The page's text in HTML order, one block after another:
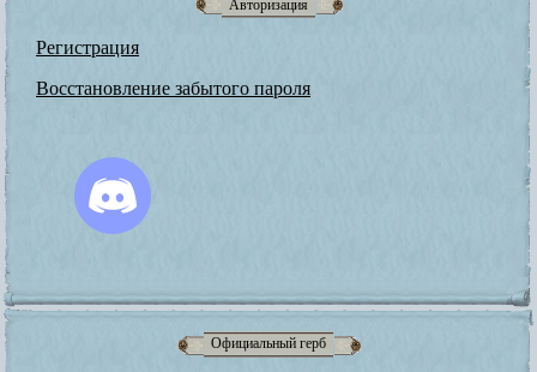
Авторизация
Регистрация
Восстановление забытого пароля
Официальный герб